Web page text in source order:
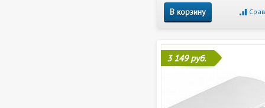
В корзину
3 149 руб.